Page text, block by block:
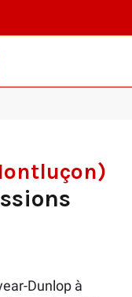
Dunlop (Montluçon) :
Dunlop à